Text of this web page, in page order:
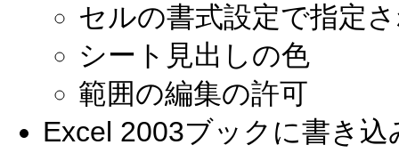
セルの書式設定で指定
シート見出しの色
範囲の編集の許可
Excel 2003ブックに書き